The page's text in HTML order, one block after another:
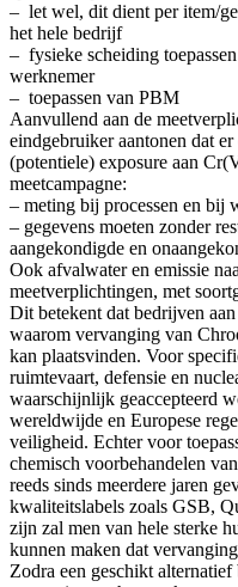
– let wel, dit dient per item/
het hele bedrijf
– fysieke scheiding
werknemer
– toepassen van PBM
Aanvullend aan de
eindgebruiker aantonen dat
(potentiele) exposure aan
meetcampagne:
– meting bij processen en bij
– gegevens moeten zonder
aangekondigde en
Ook afvalwater en emissie
meetverplichtingen, met
Dit betekent dat bedrijven
waarom vervanging van
kan plaatsvinden. Voor
ruimtevaart, defensie en
waarschijnlijk geaccepteerd
wereldwijde en Europese
veiligheid. Echter voor
chemisch voorbehandelen
reeds sinds meerdere jaren
kwaliteitslabels zoals GSB,
zijn zal men van hele sterke
kunnen maken dat
Zodra een geschikt